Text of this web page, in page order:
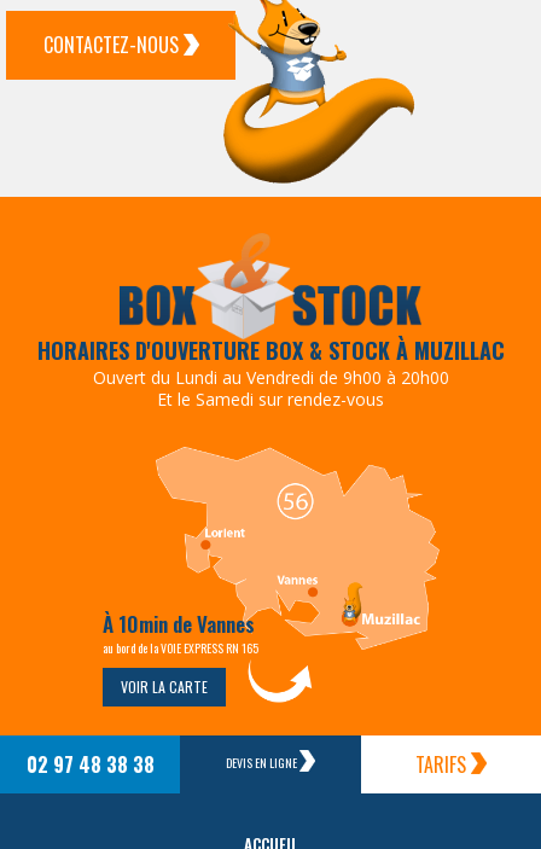
CONTACTEZ-NOUS
02 97 48 38 38 DEVIS EN LIGNE TARIFS
HORAIRES D'OUVERTURE BOX & STOCK À MUZILLAC
Ouvert du Lundi au Vendredi de 9h00 à 20h00
Et le Samedi sur rendez-vous
À 10min de Vannes
au bord de la VOIE EXPRESS RN 165
VOIR LA CARTE